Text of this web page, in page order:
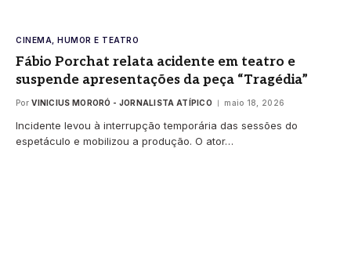
CINEMA, HUMOR E TEATRO
Fábio Porchat relata acidente em teatro e
suspende apresentações da peça “Tragédia”
Por VINICIUS MORORÓ - JORNALISTA ATÍPICO maio 18, 2026
Incidente levou à interrupção temporária das sessões do
espetáculo e mobilizou a produção. O ator…